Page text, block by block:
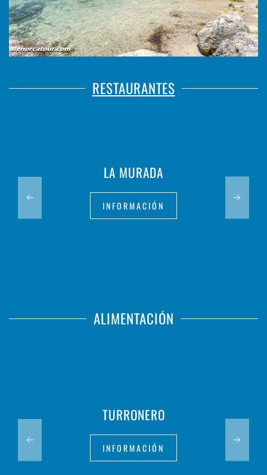
RESTAURANTES
LA MURADA
INFORMACIÓN
ALIMENTACIÓN
TURRONERO
INFORMACIÓN